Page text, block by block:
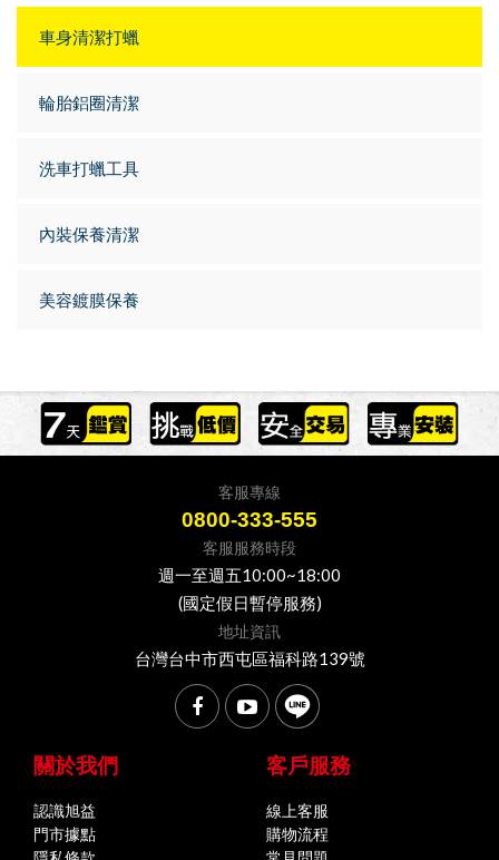
車身清潔打蠟
輪胎鋁圈清潔
洗車打蠟工具
內裝保養清潔
美容鍍膜保養
客服專線
0800-333-555
客服服務時段
週一至週五10:00~18:00
(國定假日暫停服務)
地址資訊
台灣台中市西屯區福科路139號
關於我們
認識旭益
門市據點
客戶服務
線上客服
購物流程